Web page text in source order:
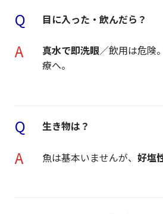
Q 目に入った・飲んだら？
A 真水で即洗眼／飲用は危険
療へ。
Q 生き物は？
A 魚は基本いませんが、好塩